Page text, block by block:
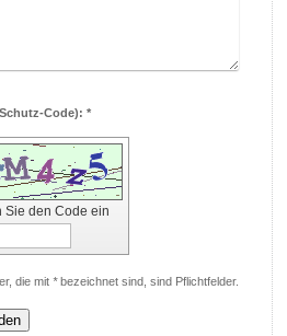
Captcha (Spam-Schutz-Code): *
Sie den Code ein
die mit *bezeichnet sind, sind Pflichtfelder.